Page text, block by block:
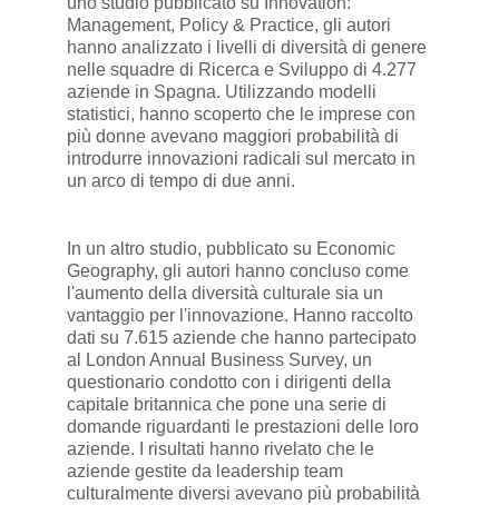
Management, Policy & Practice, gli autori
hanno analizzato i livelli di diversità di genere
nelle squadre di Ricerca e Sviluppo di 4.277
aziende in Spagna. Utilizzando modelli
statistici, hanno scoperto che le imprese con
più donne avevano maggiori probabilità di
introdurre innovazioni radicali sul mercato in
un arco di tempo di due anni.
In un altro studio, pubblicato su Economic
Geography, gli autori hanno concluso come
l'aumento della diversità culturale sia un
vantaggio per l'innovazione. Hanno raccolto
dati su 7.615 aziende che hanno partecipato
al London Annual Business Survey, un
questionario condotto con i dirigenti della
capitale britannica che pone una serie di
domande riguardanti le prestazioni delle loro
aziende. I risultati hanno rivelato che le
aziende gestite da leadership team
culturalmente diversi avevano più probabilità